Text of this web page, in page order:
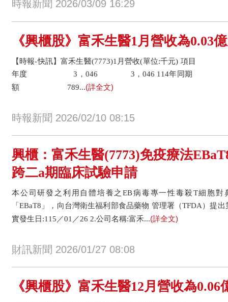
時報新聞 2026/03/09 16:29
《興櫃股》富禾生醫1月營收為0.03
【時報-快訊】富禾生醫(7773)1月營收(單位:千元)
年度 3，046 3，046 114年同期 2，
額 789...(詳全文)
時報新聞 2026/02/10 08:15
興櫃：富禾生醫(7773)免疫療法
跨二a期臨床試驗申請
本公司研發之利用自體培養之EB病毒專一性毒殺T細胞
「EBaT8」，向台灣衛生福利部食品藥物 管理署（TFDA）提
實發生日:115／01／26 2.公司名稱:富禾...(詳全文)
財訊新聞 2026/01/27 08:08
《興櫃股》富禾生醫12月營收為0.06